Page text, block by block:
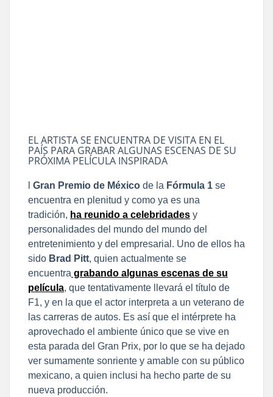
EL ARTISTA SE ENCUENTRA DE VISITA EN EL
PAÍS PARA GRABAR ALGUNAS ESCENAS DE SU
PRÓXIMA PELÍCULA INSPIRADA
Gran Premio de México de la Fórmula 1 se
encuentra en plenitud y como ya es una
tradición, ha reunido a celebridades y
personalidades del mundo del mundo del
entretenimiento y del empresarial. Uno de ellos ha
sido Brad Pitt, quien actualmente se
encuentra grabando algunas escenas de su
película, que tentativamente llevará el título de
F1, y en la que el actor interpreta a un veterano de
las carreras de autos. Es así que el intérprete ha
aprovechado el ambiente único que se vive en
esta parada del Gran Prix, por lo que se ha dejado
ver sumamente sonriente y amable con su público
mexicano, a quien inclusi ha hecho parte de su
nueva producción.